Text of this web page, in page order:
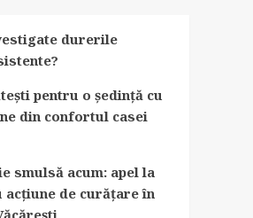
durerile
pentru o ședință cu
din confortul casei
smulsă acum: apel la
de curățare în